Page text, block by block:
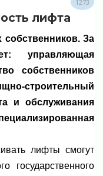
1273
лифта
За
управляющая
собственников
строительный
и обслуживания
лифты смогут
государственного